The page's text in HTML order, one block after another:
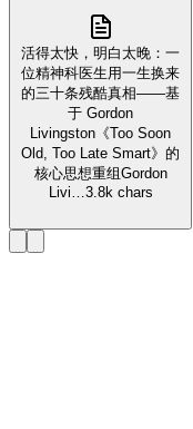
活得太快，明白太晚：一
位精神科医生用一生换来
的三十条残酷真相——基
于 Gordon
Livingston《Too Soon
Old, Too Late Smart》的
核心思想重组Gordon
Livi…3.8k chars